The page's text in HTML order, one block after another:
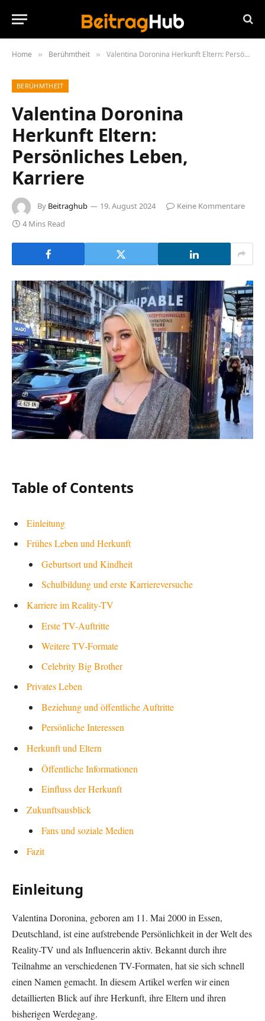
Home » Berühmtheit » Valentina Doronina Herkunft Eltern: Persönliches Leben, Karriere
BERÜHMTHEIT
Valentina Doronina
Herkunft Eltern:
Persönliches Leben,
Karriere
By Beitraghub 19. August 2024
Keine Kommentare
4 Mins Read
Table of Contents
Einleitung
Frühes Leben und Herkunft
Geburtsort und Kindheit
Schulbildung und erste Karriereversuche
Karriere im Reality-TV
Erste TV-Auftritte
Weitere TV-Formate
Celebrity Big Brother
Privates Leben
Beziehung und öffentliche Auftritte
Persönliche Interessen
Herkunft und Eltern
Öffentliche Informationen
Einfluss der Herkunft
Zukunftsausblick
Fans und soziale Medien
Fazit
Einleitung
Valentina Doronina, geboren am 11. Mai 2000 in Essen,
Deutschland, ist eine aufstrebende Persönlichkeit in der Welt des
Reality-TV und als Influencerin aktiv. Bekannt durch ihre
Teilnahme an verschiedenen TV-Formaten, hat sie sich schnell
einen Namen gemacht. In diesem Artikel werfen wir einen
detaillierten Blick auf ihre Herkunft, ihre Eltern und ihren
bisherigen Werdegang.